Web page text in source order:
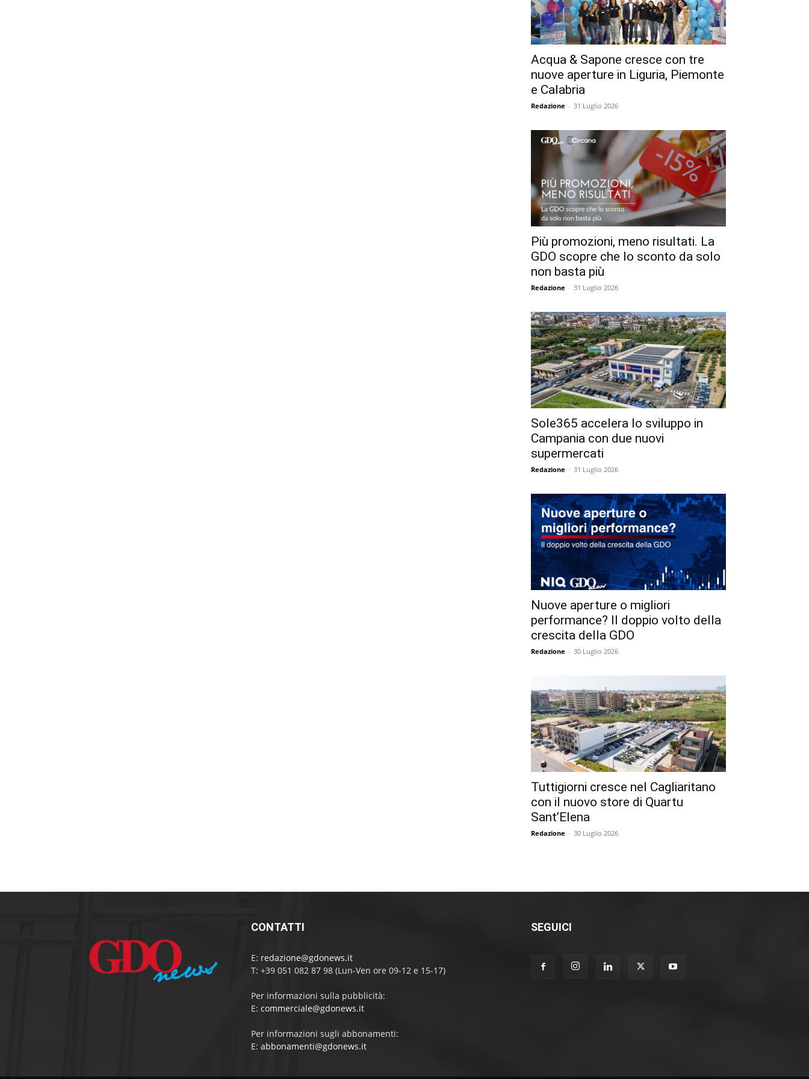
Acqua & Sapone cresce con tre
nuove aperture in Liguria, Piemonte
e Calabria
Redazione - 31 Luglio 2026
Più promozioni, meno risultati. La
GDO scopre che lo sconto da solo
non basta più
Redazione - 31 Luglio 2026
Sole365 accelera lo sviluppo in
Campania con due nuovi
supermercati
Redazione - 31 Luglio 2026
Nuove aperture o migliori
performance? Il doppio volto della
crescita della GDO
Redazione - 30 Luglio 2026
Tuttigiorni cresce nel Cagliaritano
con il nuovo store di Quartu
Sant’Elena
Redazione - 30 Luglio 2026
CONTATTI
E: redazione@gdonews.it
T: +39 051 082 87 98 (Lun-Ven ore 09-12 e 15-17)
Per informazioni sulla pubblicità:
E: commerciale@gdonews.it
Per informazioni sugli abbonamenti:
E: abbonamenti@gdonews.it
SEGUICI